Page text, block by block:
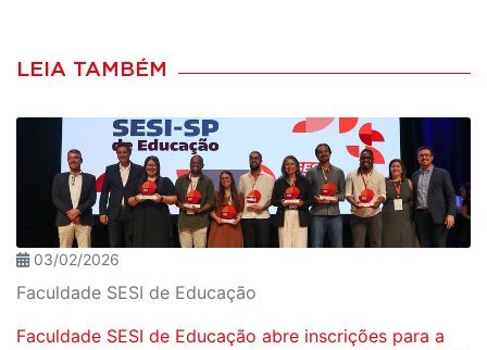
LEIA TAMBÉM
03/02/2026
Faculdade SESI de Educação
Faculdade SESI de Educação abre inscrições para a